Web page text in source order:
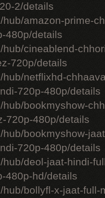
2/details
hub/amazon-prime-
480p/details
hub/cineablend-
720p/details
hub/netflixhd-
720p-480p/details
hub/bookmyshow-
720p-480p/details
hub/bookmyshow-
720p-480p/details
hub/deol-jaat-hindi-
480p-hd/details
hub/bollyfl-x-jaat-